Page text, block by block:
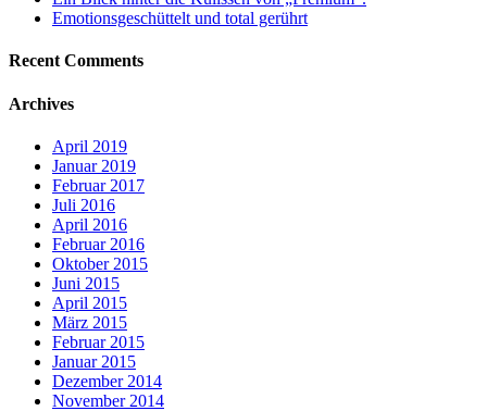
Emotionsgeschüttelt und total gerührt
Recent Comments
Archives
April 2019
Januar 2019
Februar 2017
Juli 2016
April 2016
Februar 2016
Oktober 2015
Juni 2015
April 2015
März 2015
Februar 2015
Januar 2015
Dezember 2014
November 2014